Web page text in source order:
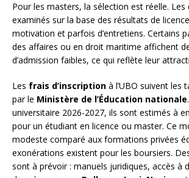
Pour les masters, la sélection est réelle.
examinés sur la base des résultats de
motivation et parfois d’entretiens. Certains
des affaires ou en droit maritime affichent
d’admission faibles, ce qui reflète leur
Les frais d’inscription à l’UBO suivent les
par le Ministère de l’Éducation nationale
universitaire 2026-2027, ils sont estimés à
pour un étudiant en licence ou master. Ce
modeste comparé aux formations privées
exonérations existent pour les boursiers.
sont à prévoir : manuels juridiques, accès à